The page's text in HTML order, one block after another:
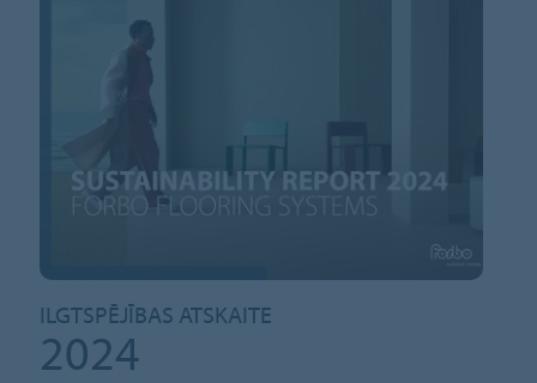
ILGTSPĒJĪBAS ATSKAITE
2024